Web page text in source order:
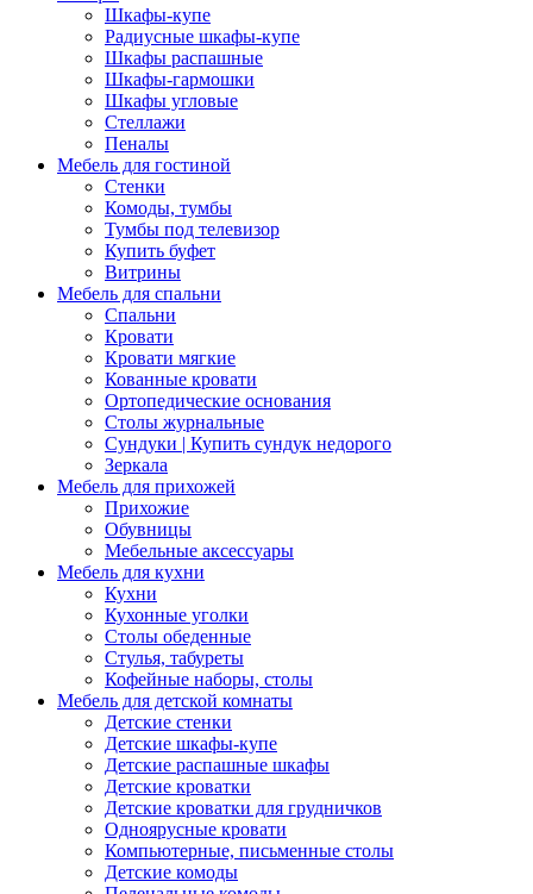
Шкафы-купе
Радиусные шкафы-купе
Шкафы распашные
Шкафы-гармошки
Шкафы угловые
Стеллажи
Пеналы
Мебель для гостиной
Стенки
Комоды, тумбы
Тумбы под телевизор
Купить буфет
Витрины
Мебель для спальни
Спальни
Кровати
Кровати мягкие
Кованные кровати
Ортопедические основания
Столы журнальные
Сундуки | Купить сундук недорого
Зеркала
Мебель для прихожей
Прихожие
Обувницы
Мебельные аксессуары
Мебель для кухни
Кухни
Кухонные уголки
Столы обеденные
Стулья, табуреты
Кофейные наборы, столы
Мебель для детской комнаты
Детские стенки
Детские шкафы-купе
Детские распашные шкафы
Детские кроватки
Детские кроватки для грудничков
Одноярусные кровати
Компьютерные, письменные столы
Детские комоды